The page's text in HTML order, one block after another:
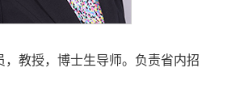
，教授，博士生导师。负责省内招